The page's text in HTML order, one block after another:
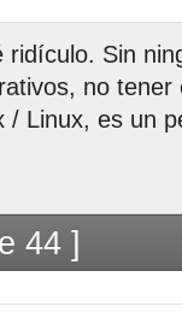
ridículo. Sin
no tener
/ Linux, es un
44 ]